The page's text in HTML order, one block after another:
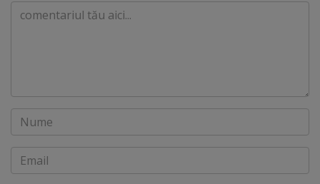
Comentariu
Nume
Email